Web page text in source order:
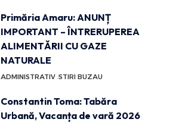
Primăria Amaru: ANUNȚ
IMPORTANT – ÎNTRERUPEREA
ALIMENTĂRII CU GAZE
NATURALE
ADMINISTRATIV STIRI BUZAU
Constantin Toma: Tabăra
Urbană, Vacanța de vară 2026